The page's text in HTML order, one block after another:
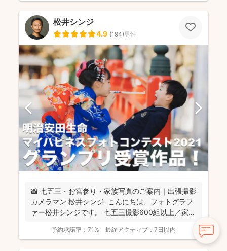
松井シンジ
4.9 (194)男性
📸 七五三・お宮参り・家族写真のご案内｜出張撮影
カメラマン 松井シンジ こんにちは、フォトグラフ
ァー松井シンジです。 七五三撮影600組以上／家
予約承諾率： 71% 最終アクティブ： 7日以内